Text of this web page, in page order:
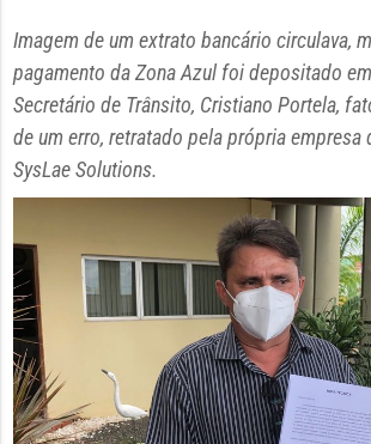
Imagem de um extrato bancário circulava,
pagamento da Zona Azul foi depositado
Secretário de Trânsito, Cristiano Portela,
de um erro, retratado pela própria empresa
SysLae Solutions.